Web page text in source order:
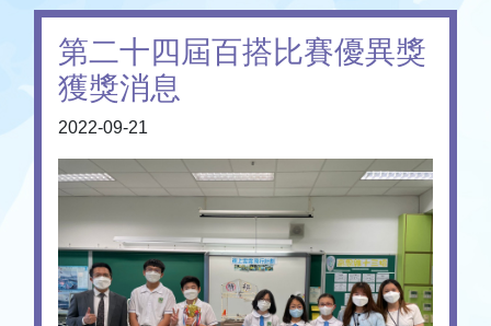
第二十四屆百搭比賽優異獎
獲獎消息
2022-09-21